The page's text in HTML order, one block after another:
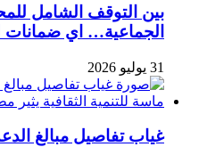
بين التوقف الشامل
الجماعية… اي ضمانات
31 يوليو 2026
غياب تفاصيل مبالغ